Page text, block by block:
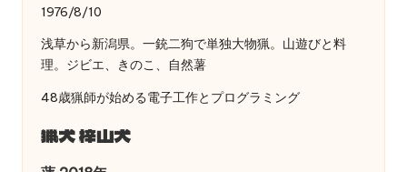
1976/8/10
浅草から新潟県。一銃二狗で単独大物猟。山遊びと料
理。ジビエ、きのこ、自然薯
48歳猟師が始める電子工作とプログラミング
猟犬 梓山犬